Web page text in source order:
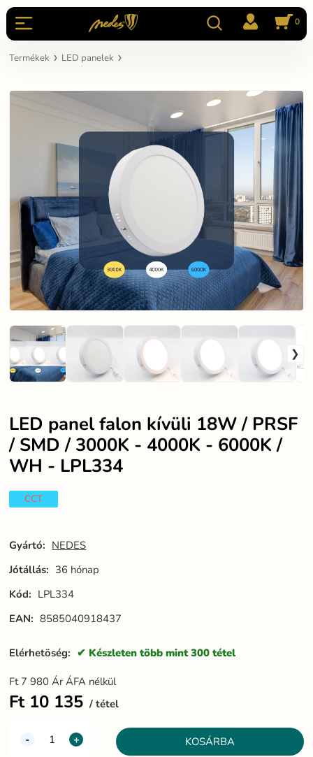
0
Termékek LED panelek
LED panel falon kívüli 18W / PRSF
/ SMD / 3000K - 4000K - 6000K /
WH - LPL334
CCT
Gyártó: NEDES
Jótállás: 36 hónap
Kód: LPL334
EAN: 8585040918437
Elérhetöség: Készleten több mint 300 tétel
Ft 7 980 Ár ÁFA nélkül
Ft 10 135 tétel